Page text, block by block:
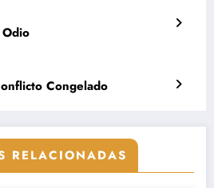
Congelado
RELACIONADAS